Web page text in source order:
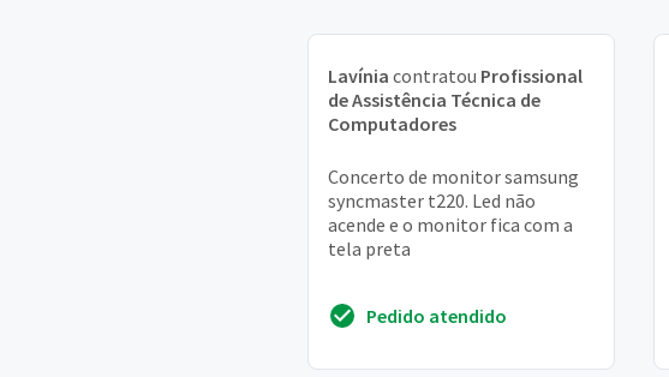
Lavínia contratou Profissional
de Assistência Técnica de
Computadores
Concerto de monitor samsung
syncmaster t220. Led não
acende e o monitor fica com a
tela preta
Pedido atendido